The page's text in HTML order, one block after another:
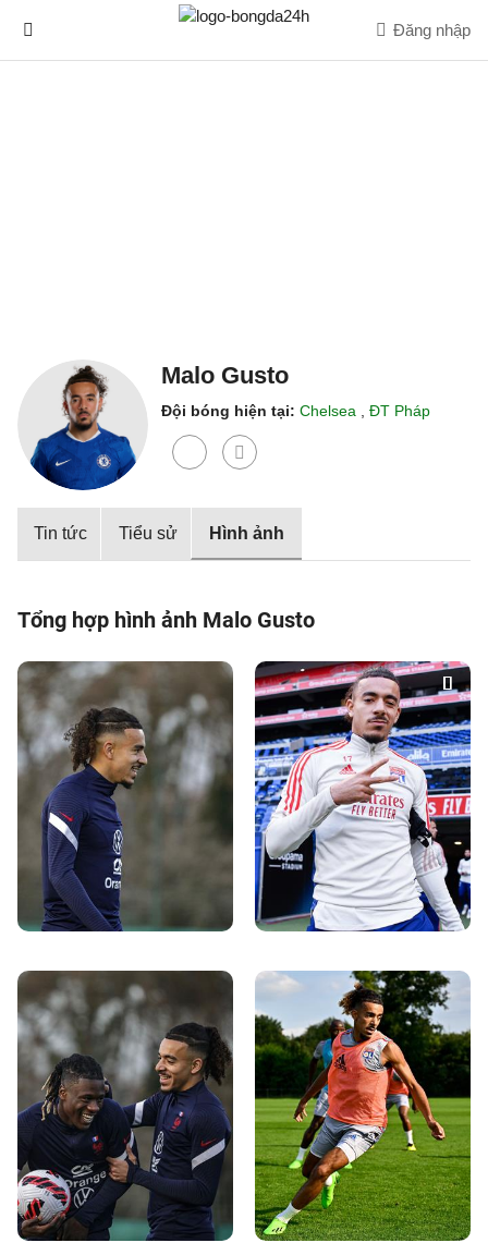
Đăng nhập
Malo Gusto
Đội bóng hiện tại: Chelsea ĐT Pháp
Tin tức Tiểu sử Hình ảnh
Tổng hợp hình ảnh Malo Gusto